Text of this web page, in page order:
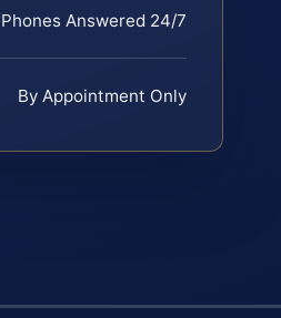
Phones Answered 24/7
By Appointment Only